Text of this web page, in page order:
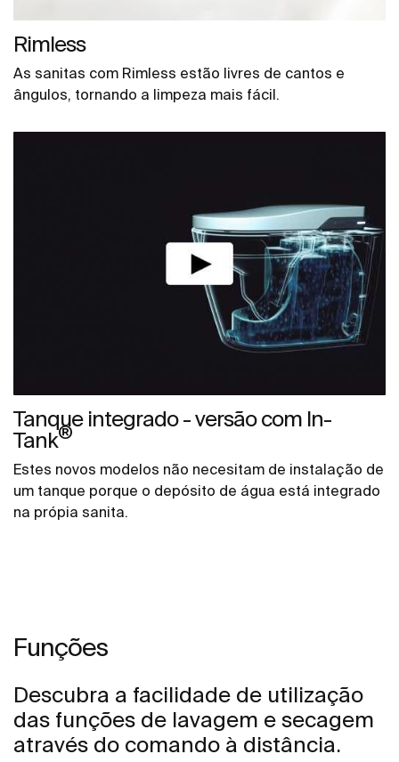
Rimless
As sanitas com Rimless estão livres de cantos e
ângulos, tornando a limpeza mais fácil.
Tanque integrado - versão com In-
Tank®
Estes novos modelos não necesitam de instalação de
um tanque porque o depósito de água está integrado
na própia sanita.
Funções
Descubra a facilidade de utilização
das funções de lavagem e secagem
através do comando à distância.